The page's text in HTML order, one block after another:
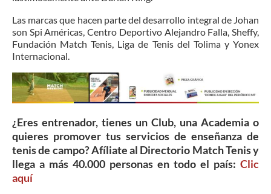
Las marcas que hacen parte del desarrollo integral de Johan
son Spi Américas, Centro Deportivo Alejandro Falla, Sheffy,
Fundación Match Tenis, Liga de Tenis del Tolima y Yonex
Internacional.
¿Eres entrenador, tienes un Club, una Academia o
quieres promover tus servicios de enseñanza de
tenis de campo? Afíliate al Directorio Match Tenis y
llega a más 40.000 personas en todo el país: Clic
aquí